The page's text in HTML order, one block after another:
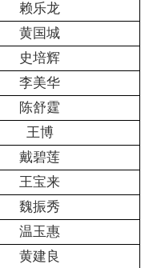
赖乐龙
黄国城
史培辉
李美华
陈舒霆
王博
戴碧莲
王宝来
魏振秀
温玉惠
黄建良